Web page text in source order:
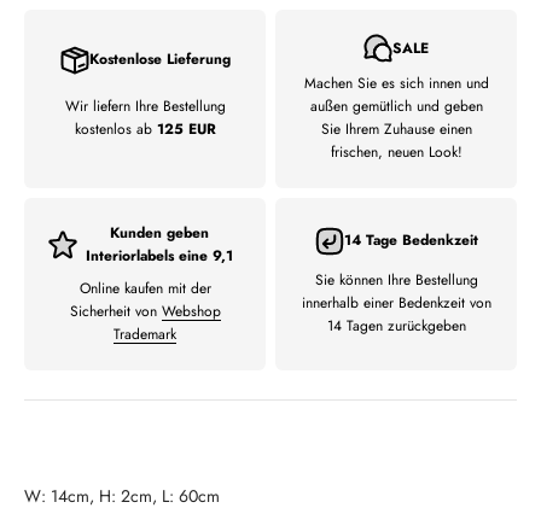
Kostenlose Lieferung
Wir liefern Ihre Bestellung
kostenlos ab 125 EUR
SALE
Machen Sie es sich innen und
außen gemütlich und geben
Sie Ihrem Zuhause einen
frischen, neuen Look!
Kunden geben
Interiorlabels eine 9,1
Online kaufen mit der
Sicherheit von Webshop
Trademark
14 Tage Bedenkzeit
Sie können Ihre Bestellung
innerhalb einer Bedenkzeit von
14 Tagen zurückgeben
W: 14cm, H: 2cm, L: 60cm